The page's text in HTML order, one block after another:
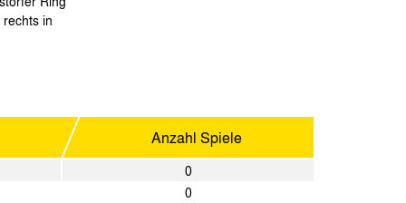
in
Anzahl Spiele
0
0